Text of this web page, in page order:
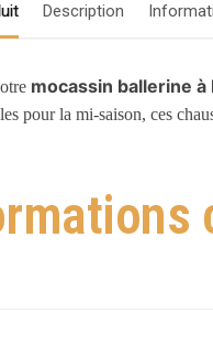
Description
mocassin ballerine à
pour la mi-saison, ces